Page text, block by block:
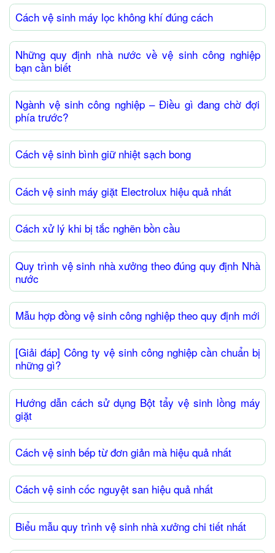
Cách vệ sinh máy lọc không khí đúng cách
Những quy định nhà nước về vệ sinh công nghiệp
bạn cần biết
Ngành vệ sinh công nghiệp – Điều gì đang chờ đợi
phía trước?
Cách vệ sinh bình giữ nhiệt sạch bong
Cách vệ sinh máy giặt Electrolux hiệu quả nhất
Cách xử lý khi bị tắc nghẽn bồn cầu
Quy trình vệ sinh nhà xưởng theo đúng quy định Nhà
nước
Mẫu hợp đồng vệ sinh công nghiệp theo quy định mới
[Giải đáp] Công ty vệ sinh công nghiệp cần chuẩn bị
những gì?
Hướng dẫn cách sử dụng Bột tẩy vệ sinh lồng máy
giặt
Cách vệ sinh bếp từ đơn giản mà hiệu quả nhất
Cách vệ sinh cốc nguyệt san hiệu quả nhất
Biểu mẫu quy trình vệ sinh nhà xưởng chi tiết nhất